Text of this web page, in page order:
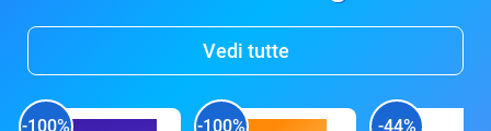
Vedi tutte
-100% -100% -44%